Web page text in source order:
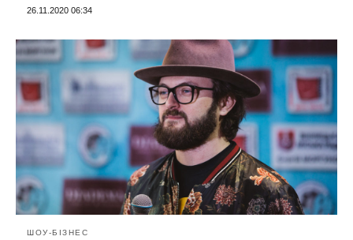
26.11.2020 06:34
ШОУ-БІЗНЕС